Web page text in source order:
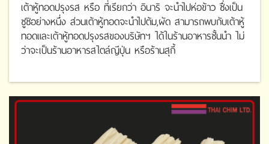
เต้าหู้ทอดปรุงรส หรือ ที่เรียกว่า อินาริ จะนำไปห่อข้าว ซึ่งเป็น
ซูชิอย่างหนึ่ง ส่วนเต้าหู้ทอดจะนำไปต้ม,ผัด สามารถพบกับเต้าหู้
ทอดและเต้าหู้ทอดปรุงรสของบริษัทฯ ได้ในร้านอาหารชั้นนำ ไม่
ว่าจะเป็นร้านอาหารสไตล์ญีปุ่น หรือร้านสุกี้